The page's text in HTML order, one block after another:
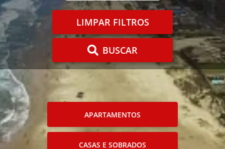
LIMPAR FILTROS
BUSCAR
APARTAMENTOS
CASAS E SOBRADOS